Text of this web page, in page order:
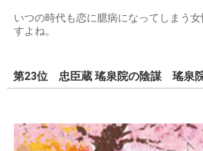
いつの時代も恋に臆病になってしまう
すよね。
第23位 忠臣蔵 瑤泉院の陰謀 瑤泉